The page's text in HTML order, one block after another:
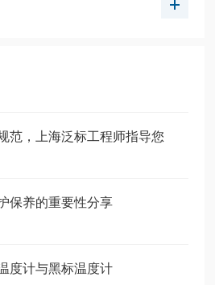
范，上海泛标工程师指导您
保养的重要性分享
度计与黑标温度计